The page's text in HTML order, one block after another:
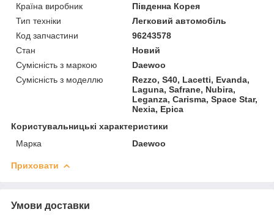
Країна виробник
Південна Корея
Тип техніки
Легковий автомобіль
Код запчастини
96243578
Стан
Новий
Сумісність з маркою
Daewoo
Сумісність з моделлю
Rezzo, S40, Lacetti, Evanda,
Laguna, Safrane, Nubira,
Leganza, Carisma, Space Star,
Nexia, Epica
Користувальницькі характеристики
Марка
Daewoo
Приховати
Умови доставки